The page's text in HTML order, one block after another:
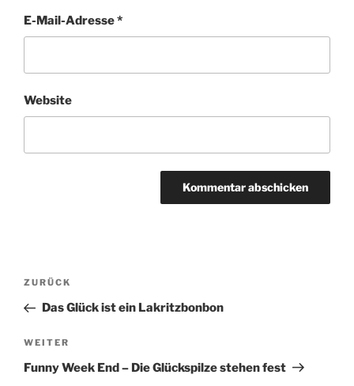
E-Mail-Adresse*
Website
Beitragsnavigation
Vorheriger
Beitrag
ZURÜCK
Das Glück ist ein Lakritzbonbon
Nächster
Beitrag
WEITER
Funny Week End – Die Glückspilze stehen fest